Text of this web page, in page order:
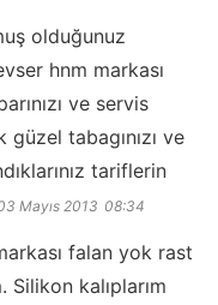
olduğunuz
hnm markası
ve servis
tabagınızı ve
tariflerin
Mayıs 2013 08:34
falan yok rast
Silikon kalıplarım